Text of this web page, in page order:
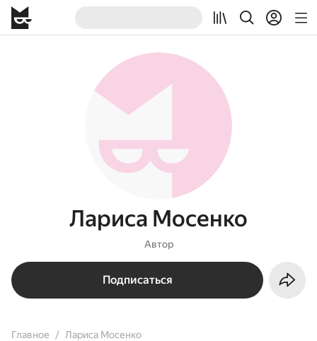
Лариса Мосенко
Автор
Подписаться
Главное Лариса Мосенко